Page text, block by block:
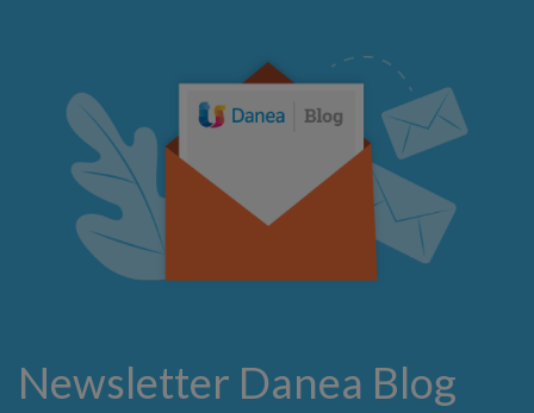
Newsletter Danea Blog